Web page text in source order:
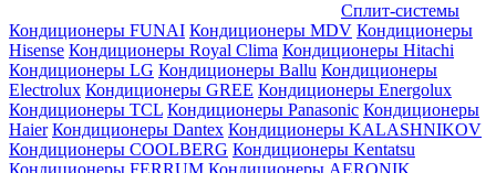
Сплит-системы
Кондиционеры FUNAI Кондиционеры MDV Кондиционеры
Hisense Кондиционеры Royal Clima Кондиционеры Hitachi
Кондиционеры LG Кондиционеры Ballu Кондиционеры
Electrolux Кондиционеры GREE Кондиционеры Energolux
Кондиционеры TCL Кондиционеры Panasonic Кондиционеры
Haier Кондиционеры Dantex Кондиционеры KALASHNIKOV
Кондиционеры СOOLBERG Кондиционеры Kentatsu
Кондиционеры FERRUM Кондиционеры AERONIK